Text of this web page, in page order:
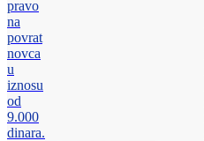
pravo
na
povrat
novca
u
iznosu
od
9.000
dinara.